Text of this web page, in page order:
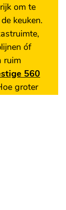
om te
keuken.
óf
ruim
560
groter